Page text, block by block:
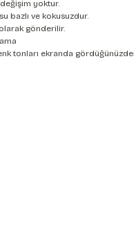
yoktur.
bazlı ve kokusuzdur.
gönderilir.
tonları ekranda